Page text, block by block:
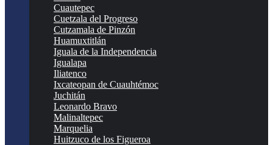
Cuautepec
Cuetzala del Progreso
Cutzamala de Pinzón
Huamuxtitlán
Iguala de la Independencia
Igualapa
Iliatenco
Ixcateopan de Cuauhtémoc
Juchitán
Leonardo Bravo
Malinaltepec
Marquelia
Huitzuco de los Figueroa